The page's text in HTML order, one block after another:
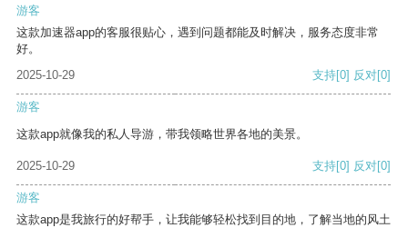
游客
这款加速器app的客服很贴心，遇到问题都能及时解决，服务态度非常
好。
2025-10-29
支持[0] 反对[0]
游客
这款app就像我的私人导游，带我领略世界各地的美景。
2025-10-29 支持[0] 反对[0]
游客
这款app是我旅行的好帮手，让我能够轻松找到目的地，了解当地的风土